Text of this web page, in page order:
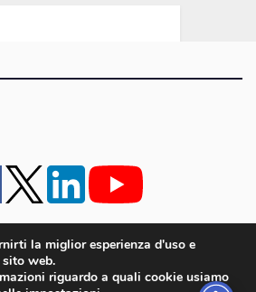
con noi
Cookie policy UE
la miglior esperienza d'uso e
web.
riguardo a quali cookie usiamo